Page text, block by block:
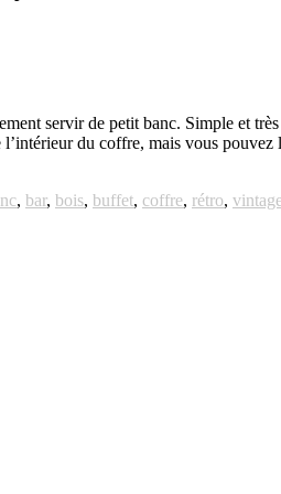
servir de petit banc. Simple et
du coffre, mais vous
, bar, bois, buffet, coffre, rétro,